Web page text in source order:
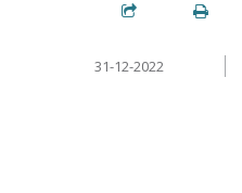
31-12-2022